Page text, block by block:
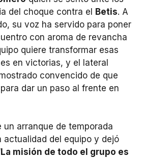
del choque contra el Betis. A
su voz ha servido para poner
con aroma de revancha
quiere transformar esas
en victorias, y el lateral
convencido de que
dar un paso al frente en
un arranque de temporada
actualidad del equipo y dejó
misión de todo el grupo es